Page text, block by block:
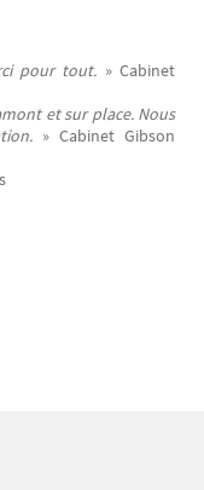
pour tout. » Cabinet
et sur place. Nous
» Cabinet Gibson